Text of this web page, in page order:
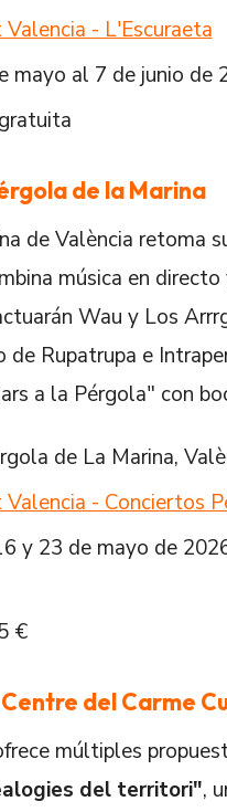
- L'Escuraeta
mayo al 7 de junio de
de la Marina
de València retoma
música en
Wau y Los
de Rupatrupa e
a la Pérgola" con
de La Marina,
- Conciertos
y 23 de mayo de
€
del Carme
múltiples
del territori",